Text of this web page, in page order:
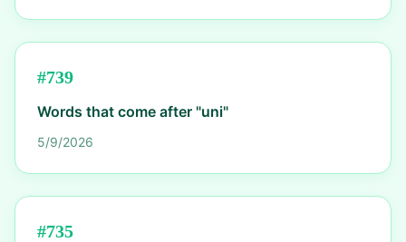
#739
Words that come after "uni"
5/9/2026
#735